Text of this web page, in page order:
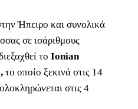
Ήπειρο και συνολικά
σε ισάριθμους
το Ionian
το οποίο ξεκινά στις 14
στις 4